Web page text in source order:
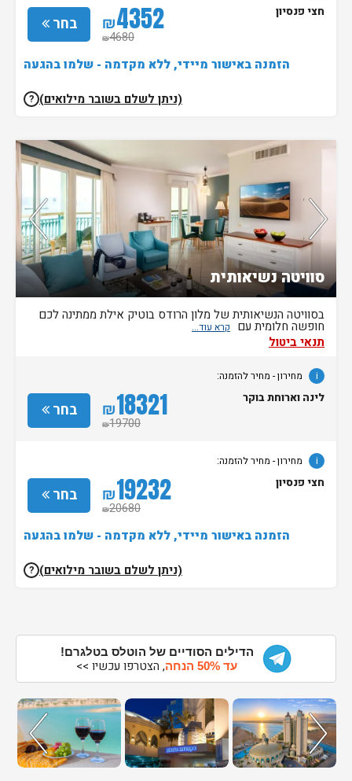
בחר ₪4352
₪4680
חצי פנסיון
הזמנה באישור מיידי, ללא מקדמה - שלמו בהגעה
(ניתן לשלם בשובר מילואים) ?
חדר אחרון בממשק
סוויטה נשיאותית
בסוויטה הנשיאותית של מלון הרודס בוטיק אילת ממתינה לכם
חופשה חלומית עם
תנאי ביטול
i מחירון- מחיר להזמנה:
בחר ₪18321
₪19700
לינה וארוחת בוקר
i מחירון- מחיר להזמנה:
בחר ₪19232
₪20680
חצי פנסיון
הזמנה באישור מיידי, ללא מקדמה - שלמו בהגעה
(ניתן לשלם בשובר מילואים) ?
הדילים הסודיים של הוטלס בטלגרם!
עד 50% הנחה
, הצטרפו עכשיו >>